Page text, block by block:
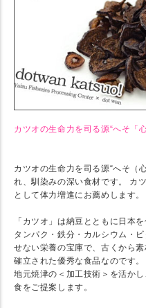
カツオの生命力を司る源“へそ「
カツオの生命力を司る源“へそ（
れ、馴染みの深い食材です。 カ
として体力増進にお薦めします。
「カツオ」は納豆とともに日本
タンパク・鉄分・カルシウム・
せない栄養の宝庫で、古くから
確立された優秀な食品なのです
地元焼津の＜加工技術＞を活か
食をご提案します。